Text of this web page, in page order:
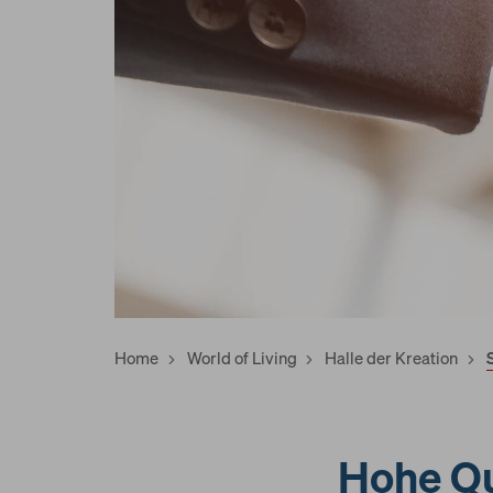
Home World of Living Halle der Kreation
Hohe
Services
World of Living